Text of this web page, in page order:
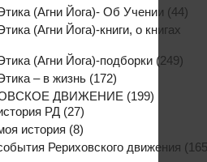
(Агни Йога)- Об Учении (44)
(Агни Йога)-книги, о книгах
(Агни Йога)-подборки (249)
– в жизнь (172)
ДВИЖЕНИЕ (199)
РД (27)
история (8)
Рериховского движения